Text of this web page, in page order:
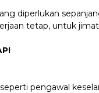
diperlukan
tetap, untuk
pengawal